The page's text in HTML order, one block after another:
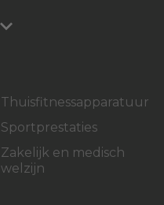
Thuisfitnessapparatuur
Sportprestaties
Zakelijk en medisch
welzijn